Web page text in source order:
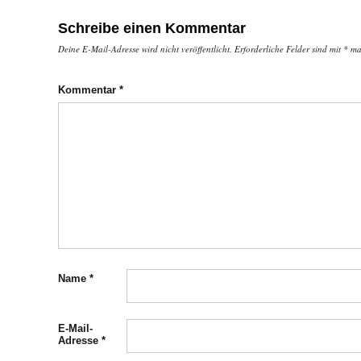
Schreibe einen Kommentar
Deine E-Mail-Adresse wird nicht veröffentlicht. Erforderliche Felder sind mit *
Kommentar *
Name *
E-Mail-
Adresse *